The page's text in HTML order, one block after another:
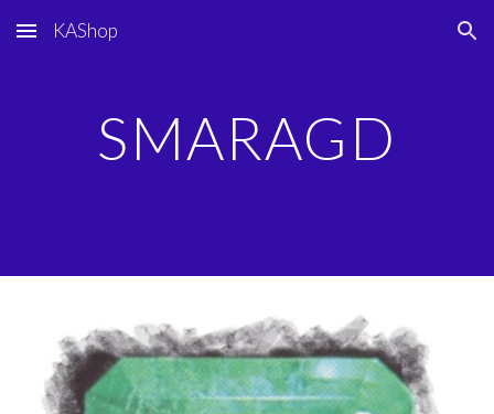
Skip to main content Skip to navigation
KAShop
SMARAGD